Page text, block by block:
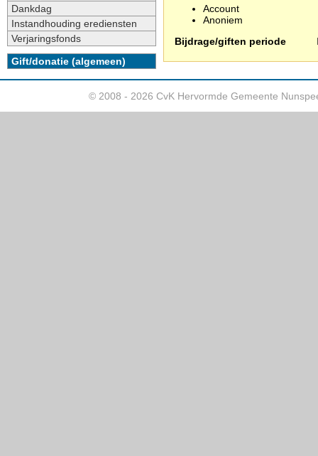
Account
Anoniem
Bijdrage/giften periode
Dankdag
Instandhouding erediensten
Verjaringsfonds
Gift/donatie (algemeen)
© 2008 - 2026 CvK Hervormde Gemeente